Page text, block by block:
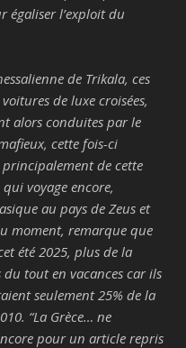
l’exploit du
de Trikala, ces
de luxe croisées,
alors conduites par le
cette fois-ci
principalement de cette
voyage encore,
au pays de Zeus et
moment, remarque que
été 2025, plus de la
tout en vacances car ils
seulement 25% de la
“La Grèce… ne
pour un article repris